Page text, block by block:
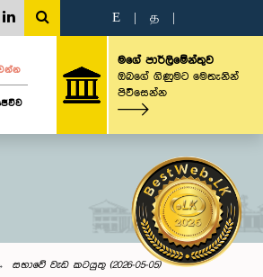
E த
මගේ පාර්ලිමේන්තුව
ඔබගේ ගිණුමට මෙතැනින්
පිවිසෙන්න
සභාවේ වැඩ කටයුතු (2026-05-05)